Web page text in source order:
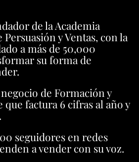
de la Academia
y Ventas, con la
a más de 50,000
su forma de
de Formación y
factura 6 cifras al año y
seguidores en redes
a vender con su voz.